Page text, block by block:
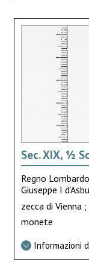
Sec. XIX, ½
Regno
Giuseppe I
zecca di Vienna
monete
Informazioni